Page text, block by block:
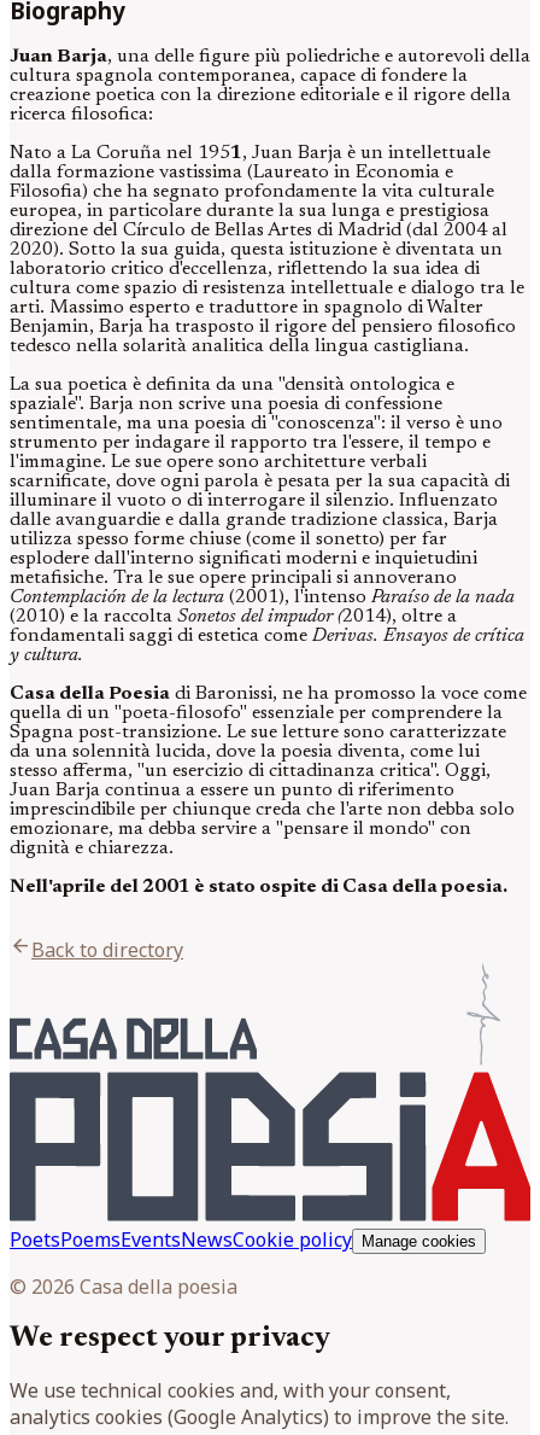
Biography
Juan Barja, una delle figure più poliedriche e autorevoli della
cultura spagnola contemporanea, capace di fondere la
creazione poetica con la direzione editoriale e il rigore della
ricerca filosofica:
Nato a La Coruña nel 1951, Juan Barja è un intellettuale
dalla formazione vastissima (Laureato in Economia e
Filosofia) che ha segnato profondamente la vita culturale
europea, in particolare durante la sua lunga e prestigiosa
direzione del Círculo de Bellas Artes di Madrid (dal 2004 al
2020). Sotto la sua guida, questa istituzione è diventata un
laboratorio critico d'eccellenza, riflettendo la sua idea di
cultura come spazio di resistenza intellettuale e dialogo tra le
arti. Massimo esperto e traduttore in spagnolo di Walter
Benjamin, Barja ha trasposto il rigore del pensiero filosofico
tedesco nella solarità analitica della lingua castigliana.
La sua poetica è definita da una "densità ontologica e
spaziale". Barja non scrive una poesia di confessione
sentimentale, ma una poesia di "conoscenza": il verso è uno
strumento per indagare il rapporto tra l'essere, il tempo e
l'immagine. Le sue opere sono architetture verbali
scarnificate, dove ogni parola è pesata per la sua capacità di
illuminare il vuoto o di interrogare il silenzio. Influenzato
dalle avanguardie e dalla grande tradizione classica, Barja
utilizza spesso forme chiuse (come il sonetto) per far
esplodere dall'interno significati moderni e inquietudini
metafisiche. Tra le sue opere principali si annoverano
Contemplación de la lectura (2001), l'intenso Paraíso de la nada
(2010) e la raccolta Sonetos del impudor (2014), oltre a
fondamentali saggi di estetica come Derivas. Ensayos de crítica
y cultura.
Casa della Poesia di Baronissi, ne ha promosso la voce come
quella di un "poeta-filosofo" essenziale per comprendere la
Spagna post-transizione. Le sue letture sono caratterizzate
da una solennità lucida, dove la poesia diventa, come lui
stesso afferma, "un esercizio di cittadinanza critica". Oggi,
Juan Barja continua a essere un punto di riferimento
imprescindibile per chiunque creda che l'arte non debba solo
emozionare, ma debba servire a "pensare il mondo" con
dignità e chiarezza.
Nell'aprile del 2001 è stato ospite di Casa della poesia.
arrow_backBack to directory
PoetsPoemsEventsNewsCookie policy Manage cookies
© 2026 Casa della poesia
We respect your privacy
We use technical cookies and, with your consent,
analytics cookies (Google Analytics) to improve the site.